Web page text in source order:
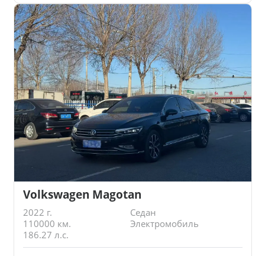
Volkswagen Magotan
2022 г.
Седан
110000 км.
Электромобиль
186.27 л.с.